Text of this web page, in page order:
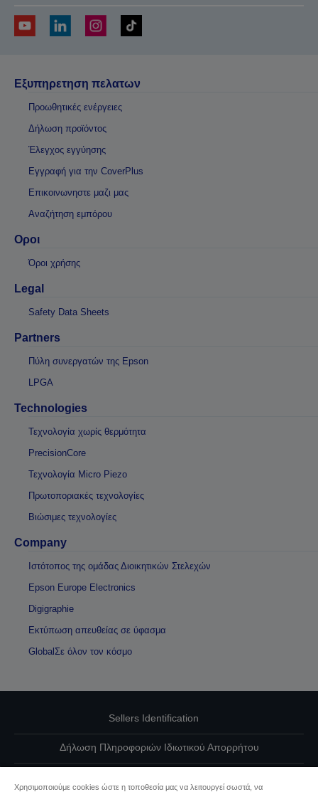
Εξυπηρετηση πελατων
Προωθητικές ενέργειες
Δήλωση προϊόντος
Έλεγχος εγγύησης
Εγγραφή για την CoverPlus
Επικοινωνηστε μαζι μας
Αναζήτηση εμπόρου
Οροι
Όροι χρήσης
Legal
Safety Data Sheets
Partners
Πύλη συνεργατών της Epson
LPGA
Technologies
Τεχνολογία χωρίς θερμότητα
PrecisionCore
Τεχνολογία Micro Piezo
Πρωτοποριακές τεχνολογίες
Βιώσιμες τεχνολογίες
Company
Ιστότοπος της ομάδας Διοικητικών Στελεχών
Epson Europe Electronics
Digigraphie
Εκτύπωση απευθείας σε ύφασμα
GlobalΣε όλον τον κόσμο
Sellers Identification
Δήλωση Πληροφοριών Ιδιωτικού Απορρήτου
Χρησιμοποιούμε cookies ώστε η τοποθεσία μας να λειτουργεί σωστά, να